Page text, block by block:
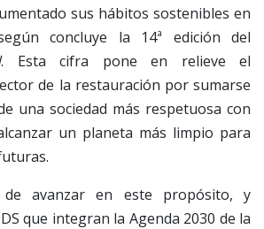
sus hábitos sostenibles en
concluye la 14ª edición del
. Esta cifra pone en relieve el
de la restauración por sumarse
una sociedad más respetuosa con
un planeta más limpio para
avanzar en este propósito, y
que integran la Agenda 2030 de la